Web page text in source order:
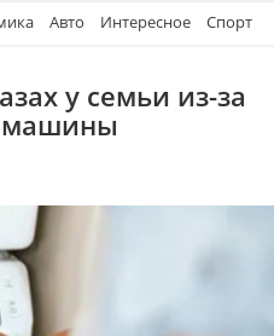
Авто Интересное Спорт
у семьи из-за
машины